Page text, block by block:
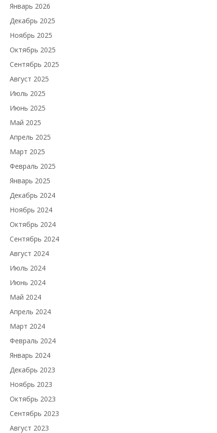
Январь 2026
Декабрь 2025
Ноябрь 2025
Октябрь 2025
Сентябрь 2025
Август 2025
Июль 2025
Июнь 2025
Май 2025
Апрель 2025
Март 2025
Февраль 2025
Январь 2025
Декабрь 2024
Ноябрь 2024
Октябрь 2024
Сентябрь 2024
Август 2024
Июль 2024
Июнь 2024
Май 2024
Апрель 2024
Март 2024
Февраль 2024
Январь 2024
Декабрь 2023
Ноябрь 2023
Октябрь 2023
Сентябрь 2023
Август 2023